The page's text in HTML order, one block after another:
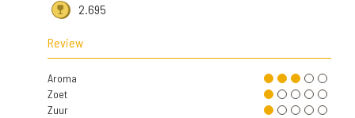
2.695
Review
Aroma
Zoet
Zuur